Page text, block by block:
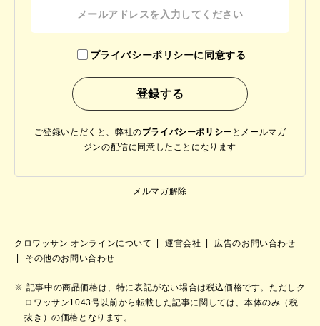
プライバシーポリシーに同意する
ご登録いただくと、弊社のプライバシーポリシー と メールマガ
ジンの配信に同意したことになります
メルマガ解除
クロワッサン オンラインについて 運営会社
広告のお問い合わせ
その他のお問い合わせ
記事中の商品価格は、特に表記がない場合は税込価格です。ただしク
ロワッサン1043号以前から転載した記事に関しては、本体のみ（税
抜き）の価格となります。